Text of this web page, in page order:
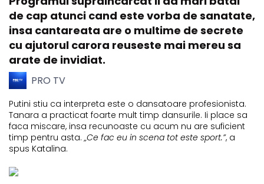
de cap atunci cand este vorba de sanatate,
insa cantareata are o multime de secrete
cu ajutorul carora reuseste mai mereu sa
arate de invidiat.
PRO TV
Putini stiu ca interpreta este o dansatoare profesionista.
Tanara a practicat foarte mult timp dansurile. Ii place sa
faca miscare, insa recunoaste cu acum nu are suficient
timp pentru asta. „Ce fac eu in scena tot este sport.”, a
spus Katalina.